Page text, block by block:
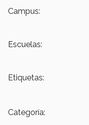
Campus:
Escuelas:
Etiquetas:
Categoría: